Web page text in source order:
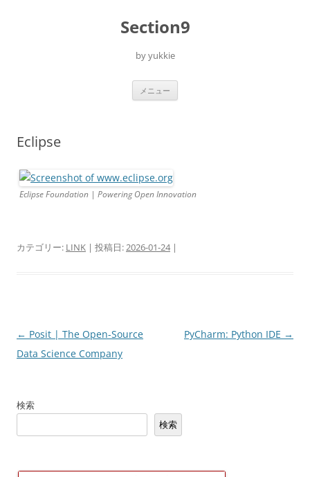
Section9
by yukkie
メニュー
Eclipse
Eclipse Foundation | Powering Open Innovation
カテゴリー: LINK | 投稿日:2026-01-24|
投
稿
ゲ
ョ
← Posit | The Open-Source
Data Science Company
PyCharm: Python IDE →
検索
検索